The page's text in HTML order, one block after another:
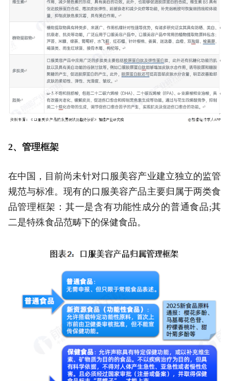
2、管理框架
在中国，目前尚未针对口服美容产业建立独立的监管
规范与标准。现有的口服美容产品主要归属于两类食
品管理框架：其一是含有功能性成分的普通食品;其
二是特殊食品范畴下的保健食品。